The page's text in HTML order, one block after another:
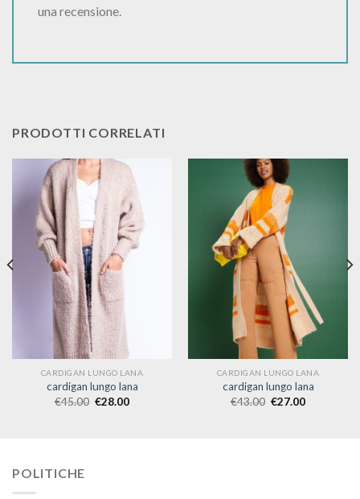
una recensione.
PRODOTTI CORRELATI
CARDIGAN LUNGO LANA
cardigan lungo lana
€45.00 €28.00
CARDIGAN LUNGO LANA
cardigan lungo lana
€43.00 €27.00
POLITICHE